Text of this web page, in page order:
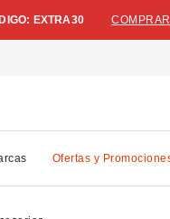
EXTRA30
Ofertas y